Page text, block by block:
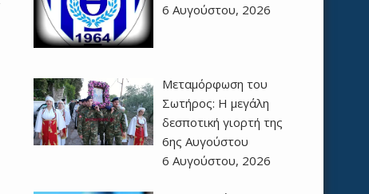
6 Αυγούστου, 2026
Μεταμόρφωση του
Σωτήρος: Η μεγάλη
δεσποτική γιορτή της
6ης Αυγούστου
6 Αυγούστου, 2026